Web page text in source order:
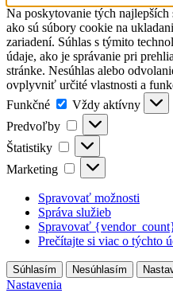
Na poskytovanie tých najlepších
ako sú súbory cookie na
zariadení. Súhlas s týmito
údaje, ako je správanie pri
stránke. Nesúhlas alebo
ovplyvniť určité vlastnosti a
Funkčné
Funkčné
Vždy aktívny
Predvoľby
Predvoľby
Štatistiky Štatistiky
Marketing Marketing
Spravovať možnosti
Správa služieb
Spravovať
Prečítajte si viac o týchto
Súhlasím Nesúhlasím
Nastavenia